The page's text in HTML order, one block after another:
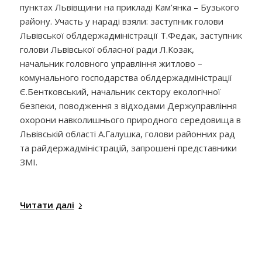
пунктах Львівщини на прикладі Кам’янка – Бузького
району. Участь у нараді взяли: заступник голови
Львівської облдержадміністрації Т.Федак, заступник
голови Львівської обласної ради Л.Козак,
начальник головного управління житлово –
комунального господарства облдержадміністрації
Є.Бентковський, начальник сектору екологічної
безпеки, поводження з відходами Держуправління
охорони навколишнього природного середовища в
Львівській області А.Галушка, голови районних рад
та райдержадміністрацій, запрошені представники
ЗМІ.
Читати далі